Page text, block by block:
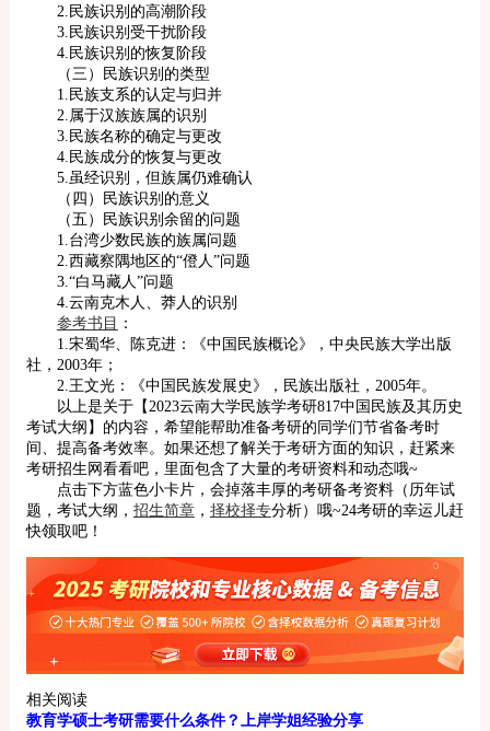
2.民族识别的高潮阶段
3.民族识别受干扰阶段
4.民族识别的恢复阶段
（三）民族识别的类型
1.民族支系的认定与归并
2.属于汉族族属的识别
3.民族名称的确定与更改
4.民族成分的恢复与更改
5.虽经识别，但族属仍难确认
（四）民族识别的意义
（五）民族识别余留的问题
1.台湾少数民族的族属问题
2.西藏察隅地区的“僜人”问题
3.“白马藏人”问题
4.云南克木人、莽人的识别
参考书目 ：
1.宋蜀华、陈克进：《中国民族概论》，中央民族大学出版
社，2003年；
2.王文光：《中国民族发展史》，民族出版社，2005年。
以上是关于【2023云南大学民族学考研817中国民族及其历史
考试大纲】的内容，希望能帮助准备考研的同学们节省备考时
间、提高备考效率。如果还想了解关于考研方面的知识，赶紧来
考研招生网看看吧，里面包含了大量的考研资料和动态哦~
点击下方蓝色小卡片，会掉落丰厚的考研备考资料（历年试
题，考试大纲， 招生简章， 择校择专分析）哦~24考研的幸运儿赶
快领取吧！
相关阅读
教育学硕士考研需要什么条件？上岸学姐经验分享